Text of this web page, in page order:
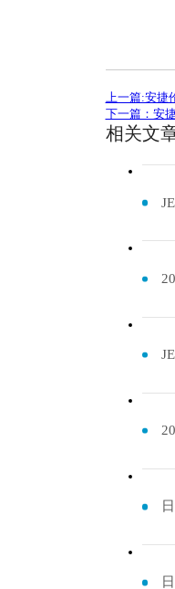
上一篇:安捷
下一篇：安
相关文